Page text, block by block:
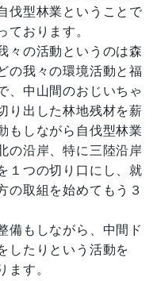
伐型林業ということで
ております。
々の活動というのは森
の我々の環境活動と福
、中山間のおじいちゃ
り出した林地残材を薪
もしながら自伐型林業
の沿岸、特に三陸沿岸
１つの切り口にし、就
の取組を始めてもう３
備もしながら、中間ド
したりという活動を
ます。